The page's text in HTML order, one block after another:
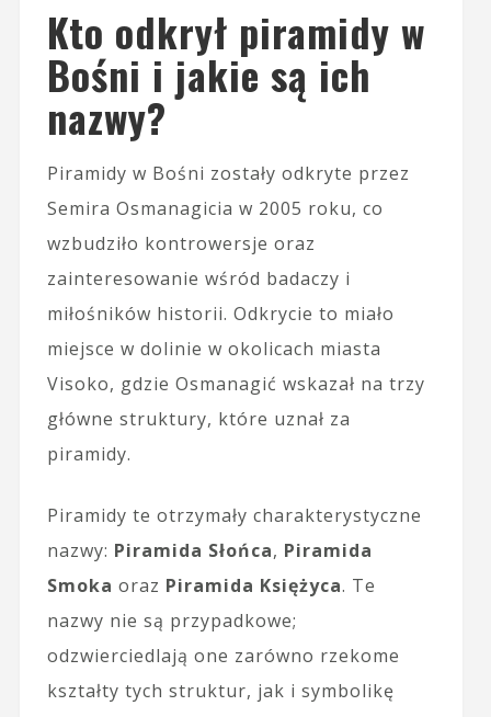
Kto odkrył piramidy w
Bośni i jakie są ich
nazwy?
Piramidy w Bośni zostały odkryte przez
Semira Osmanagicia w 2005 roku, co
wzbudziło kontrowersje oraz
zainteresowanie wśród badaczy i
miłośników historii. Odkrycie to miało
miejsce w dolinie w okolicach miasta
Visoko, gdzie Osmanagić wskazał na trzy
główne struktury, które uznał za
piramidy.
Piramidy te otrzymały charakterystyczne
nazwy: Piramida Słońca, Piramida
Smoka oraz Piramida Księżyca. Te
nazwy nie są przypadkowe;
odzwierciedlają one zarówno rzekome
kształty tych struktur, jak i symbolikę